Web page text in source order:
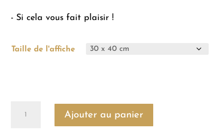
- Si cela vous fait plaisir !
Taille de l'affiche
Ajouter au panier